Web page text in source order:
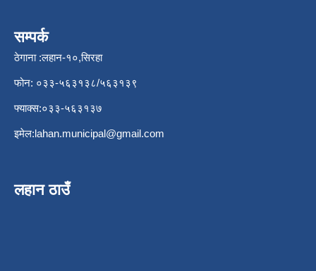
सम्पर्क
ठेगाना :लहान-१०,सिरहा
फोन: ०३३-५६३१३८/५६३१३९
फ्याक्स:०३३-५६३१३७
इमेल:lahan.municipal@gmail.com
लहान ठाउँ